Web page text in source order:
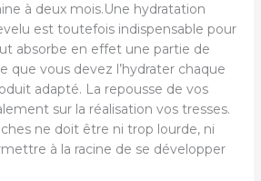
à deux mois.Une hydratation
est toutefois indispensable pour
absorbe en effet une partie de
que vous devez l’hydrater chaque
adapté. La repousse de vos
sur la réalisation vos tresses.
ne doit être ni trop lourde, ni
à la racine de se développer